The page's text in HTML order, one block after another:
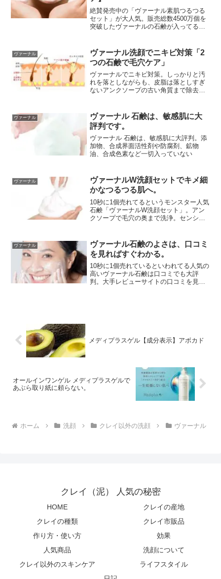
絶賛発売中の「ヴァーナル素肌つるつる
セット」が大人気。販売総数4500万個を
突破したヴァーナルの石鹸が入ってると
ヴァーナル
ヴァーナル洗顔でニキビ対策「2
つの石鹸で毛穴ケア」
ヴァーナルでニキビ対策。しっかりと汚
れを落としながらも、皮脂は落としすぎ
ないアンクソープの古い角質まで除去す
ヴァーナル
ヴァーナル 石鹸は、敏感肌に大
評判です。
ヴァーナル 石鹸は、敏感肌に大評判。添
加物、合成界面活性剤や防腐剤、鉱物
油、合成色素など一切入っていない
ヴァーナル
ヴァーナルW洗顔セットでキメ細
かなつるつる肌へ。
10秒に1個売れてるというモンスター人気
石鹸「ヴァーナルW洗顔セット」。アン
クソープで毛穴の奥まで洗浄。センシテ
ヴァーナル
ヴァーナル石鹸のよさは、口コミ
を見ればすぐわかる。
10秒に1個売れているといわれてる人気の
高いヴァーナル石鹸は口コミでも大評
判。大手レビューサイトの口コミを見て
メディプラスゲル【成分表示】アボカド
オールインワンゲル メディプラスゲルで
あぶら取り紙に頼らない。
ホーム 洗顔 クレイ以外の洗顔 ヴァーナル
クレイ（泥） 人気の秘密
HOME
クレイの産地
クレイの種類
クレイ市販品
作り方・使い方
効果
人気商品
洗顔について
クレイ以外のスキンケア
ライフスタイル